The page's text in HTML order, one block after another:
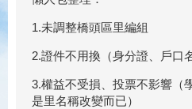
1.未調整橋頭區里編組
2.證件不用換（身分證、戶口
3.權益不受損、投票不影響（
是里名稱改變而已）